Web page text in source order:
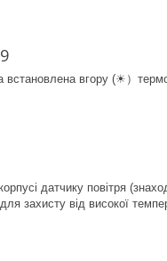
вгору (☀）
датчику повітря
захисту від високої